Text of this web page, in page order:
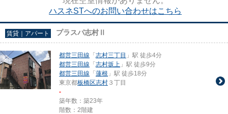
ハスネSTへのお問い合わせはこちら
賃貸｜アパート プラスパ志村Ⅱ
都営三田線 「 志村三丁目 」駅 徒歩4分
都営三田線 「 志村坂上 」駅 徒歩9分
都営三田線 「 蓮根 」駅 徒歩18分
東京都板橋区志村 ３丁目
-
築年数：築23年
階数：2階建